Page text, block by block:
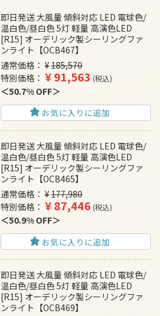
即日発送 大風量 傾斜対応 LED 電球色/
温白色/昼白色 5灯 軽量 高演色LED
[R15] オーデリック製シーリングファ
ンライト【OCB467】
通常価格
¥185,570
特別価格
¥91,563 税込
50.7% OFF
お気に入りに追加
即日発送 大風量 傾斜対応 LED 電球色/
温白色/昼白色 5灯 軽量 高演色LED
[R15] オーデリック製シーリングファ
ンライト【OCB465】
通常価格
¥177,980
特別価格
¥87,446 税込
50.9% OFF
お気に入りに追加
即日発送 大風量 傾斜対応 LED 電球色/
温白色/昼白色 5灯 軽量 高演色LED
[R15] オーデリック製シーリングファ
ンライト【OCB469】